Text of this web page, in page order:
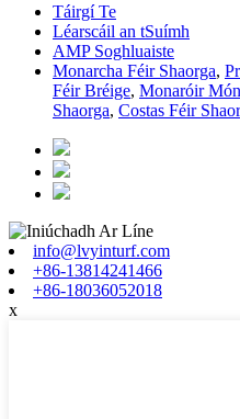
Táirgí Te
Léarscáil an tSuímh
AMP Soghluaiste
Monarcha Féir Shaorga,
Féir Bréige, Monaróir
Shaorga, Costas Féir
info@lvyinturf.com
+86-13814241466
+86-18036052018
x